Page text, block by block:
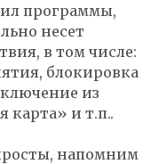
программы,
несет
в том числе:
блокировка
из
и т.п..
напомним